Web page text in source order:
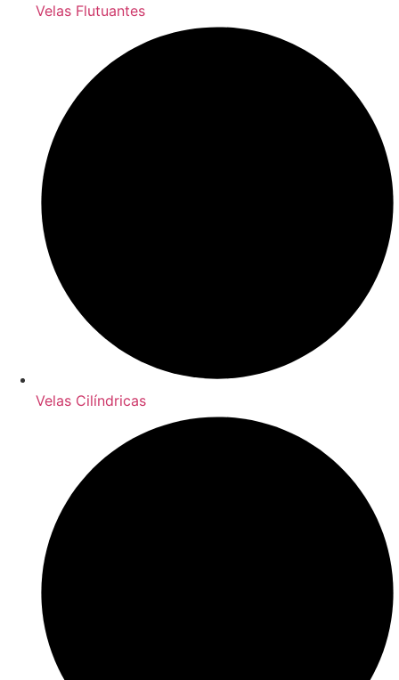
Velas Flutuantes
Velas Cilíndricas